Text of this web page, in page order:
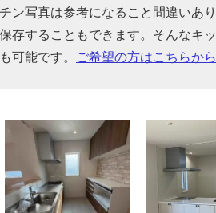
ン写真は参考になること間違いあ
存することもできます。そんなキ
可能です。
ご希望の方はこちらから